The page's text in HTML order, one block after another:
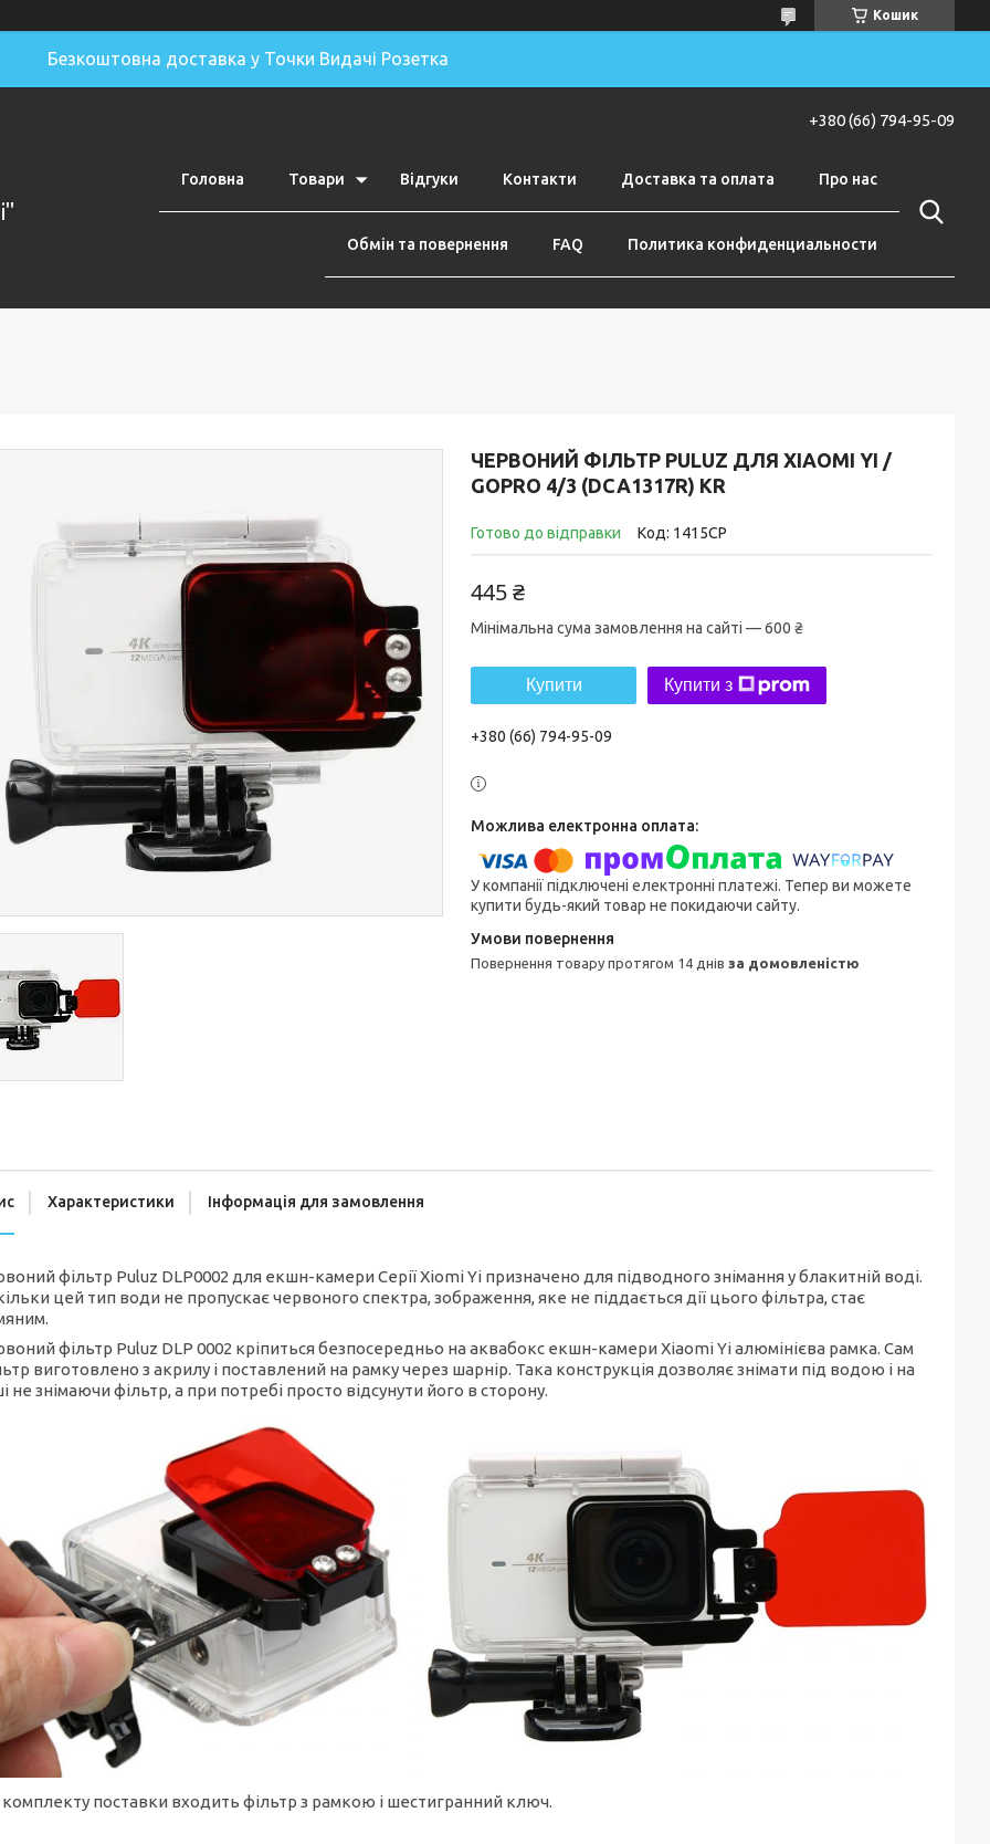
Кошик
Безкоштовна доставка у Точки Видачі Розетка
+380 (66) 794-95-09
Головна Товари Відгуки Контакти Доставка та оплата Про нас
Обмін та повернення FAQ Политика конфиденциальности
ЧЕРВОНИЙ ФІЛЬТР PULUZ ДЛЯ XIAOMI YI /
GOPRO 4/3 (DCA1317R) KR
Готово до відправки Код: 1415CP
445 ₴
Мінімальна сума замовлення на сайті — 600 ₴
Купити Купити з
+380 (66) 794-95-09
У компанії підключені електронні платежі. Тепер ви можете
купити будь-який товар не покидаючи сайту.
повернення товару протягом 14 днів за домовленістю
Характеристики Інформація для замовлення
фільтр Puluz DLP0002 для екшн-камери Серії Xiomi Yi призначено для підводного знімання у блакитній воді.
цей тип води не пропускає червоного спектра, зображення, яке не піддається дії цього фільтра, стає
фільтр Puluz DLP 0002 кріпиться безпосередньо на аквабокс екшн-камери Xiaomi Yi алюмінієва рамка. Сам
виготовлено з акрилу і поставлений на рамку через шарнір. Така конструкція дозволяє знімати під водою і на
не знімаючи фільтр, а при потребі просто відсунути його в сторону.
поставки входить фільтр з рамкою і шестигранний ключ.